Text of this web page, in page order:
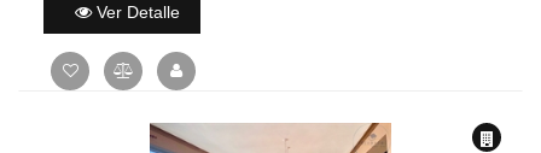
Ver Detalle